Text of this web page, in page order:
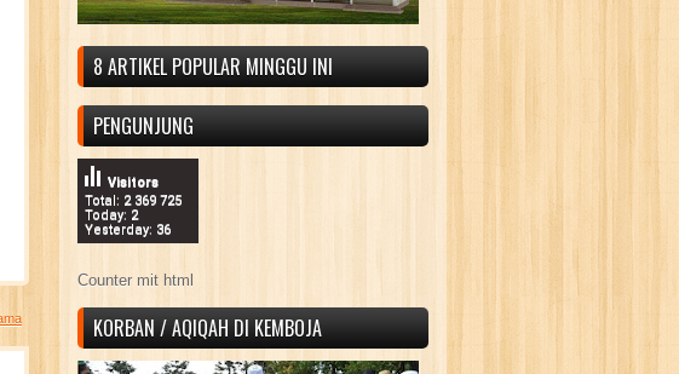
8 ARTIKEL POPULAR MINGGU INI
PENGUNJUNG
Total: 2 369 725
Today: 2
Yesterday: 36
Visitors
Counter mit html
KORBAN / AQIQAH DI KEMBOJA